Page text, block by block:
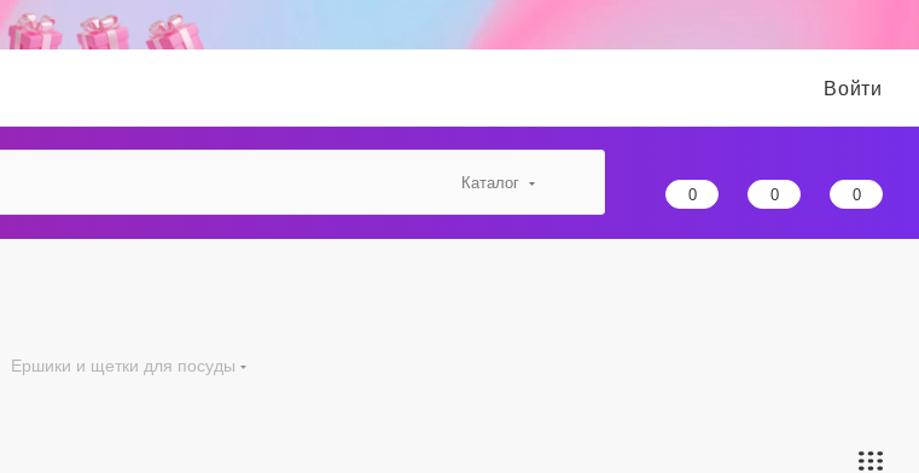
Войти
Каталог
0 0 0
Ершики и щетки для посуды